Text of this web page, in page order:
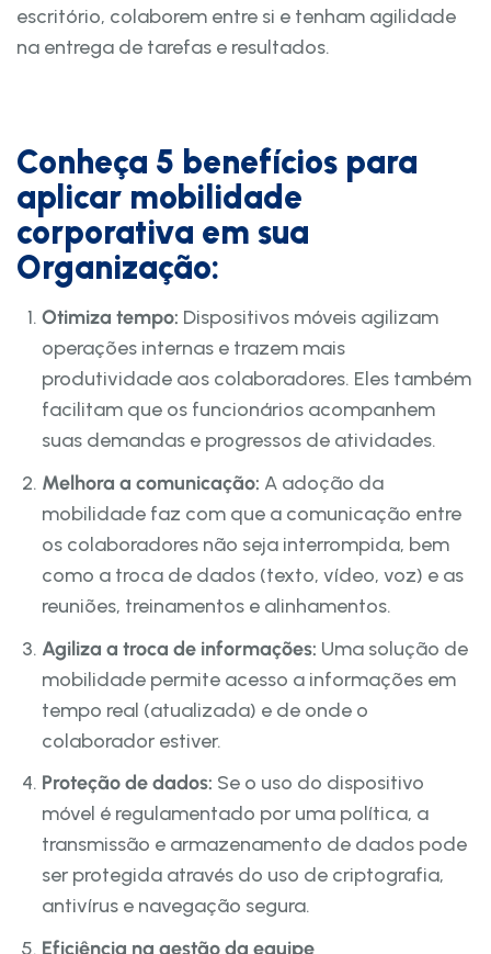
escritório, colaborem entre si e tenham agilidade
na entrega de tarefas e resultados.
Conheça 5 benefícios para
aplicar mobilidade
corporativa em sua
Organização:
Otimiza tempo: Dispositivos móveis agilizam
operações internas e trazem mais
produtividade aos colaboradores. Eles também
facilitam que os funcionários acompanhem
suas demandas e progressos de atividades.
Melhora a comunicação: A adoção da
mobilidade faz com que a comunicação entre
os colaboradores não seja interrompida, bem
como a troca de dados (texto, vídeo, voz) e as
reuniões, treinamentos e alinhamentos.
Agiliza a troca de informações: Uma solução de
mobilidade permite acesso a informações em
tempo real (atualizada) e de onde o
colaborador estiver.
Proteção de dados: Se o uso do dispositivo
móvel é regulamentado por uma política, a
transmissão e armazenamento de dados pode
ser protegida através do uso de criptografia,
antivírus e navegação segura.
Eficiência na gestão da equipe